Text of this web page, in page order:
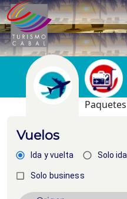
Paquetes
Vuelos
Ida y vuelta Solo ida
Solo business